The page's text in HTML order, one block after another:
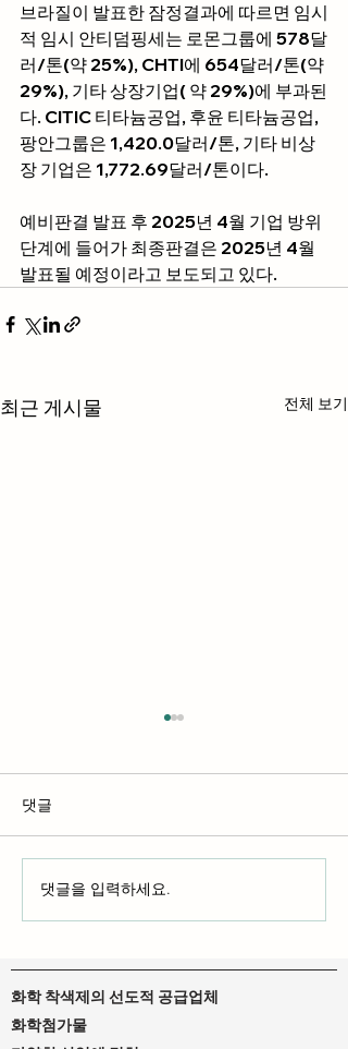
브라질이 발표한 잠정결과에 따르면 임시
적 임시 안티덤핑세는 로몬그룹에 578달
러/톤(약 25%), CHTI에 654달러/톤(약
29%), 기타 상장기업( 약 29%)에 부과된
다. CITIC 티타늄공업, 후윤 티타늄공업,
팡안그룹은 1,420.0달러/톤, 기타 비상
장 기업은 1,772.69달러/톤이다.
예비판결 발표 후 2025년 4월 기업 방위
단계에 들어가 최종판결은 2025년 4월
발표될 예정이라고 보도되고 있다.
최근 게시물 전체 보기
DTF 잉크 및 DTG 잉크: 자
신에게 맞는 잉크 찾기
댓글
댓글을 입력하세요.
화학 착색제의 선도적 공급업체
화학첨가물